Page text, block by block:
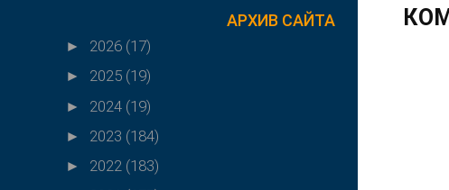
АРХИВ САЙТА
► 2026 (17)
► 2025 (19)
► 2024 (19)
► 2023 (184)
► 2022 (183)